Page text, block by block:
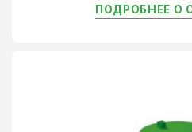
ПОДРОБНЕЕ О